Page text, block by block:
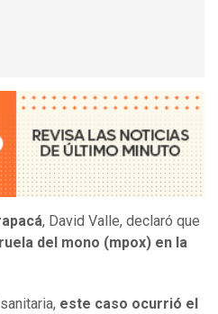
, David Valle, declaró que
del mono (mpox) en la
este caso ocurrió el